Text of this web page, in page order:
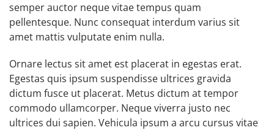
semper auctor neque vitae tempus quam
pellentesque. Nunc consequat interdum varius sit
amet mattis vulputate enim nulla.
Ornare lectus sit amet est placerat in egestas erat.
Egestas quis ipsum suspendisse ultrices gravida
dictum fusce ut placerat. Metus dictum at tempor
commodo ullamcorper. Neque viverra justo nec
ultrices dui sapien. Vehicula ipsum a arcu cursus vitae